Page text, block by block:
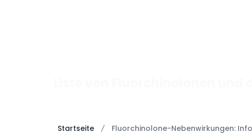
Startseite Fluorchinolone-Nebenwirkungen: